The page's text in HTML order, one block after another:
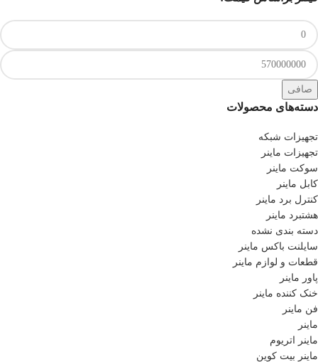
صافی
دسته‌های محصولات
تجهیزات شبکه
تجهیزات ماینر
سوکت ماینر
کابل ماینر
کنترل برد ماینر
هشتبرد ماینر
دسته بندی نشده
سایلنت باکس ماینر
قطعات و لوازم ماینر
پاور ماینر
خنک کننده ماینر
فن ماینر
ماینر
ماینر اتریوم
ماینر بیت کوین